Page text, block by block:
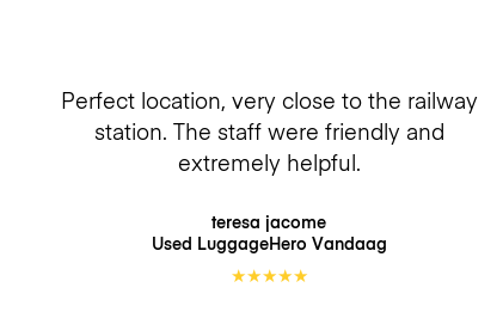
Perfect location, very close to the railway
station. The staff were friendly and
extremely helpful.
teresa jacome
Used LuggageHero Vandaag
★★★★★